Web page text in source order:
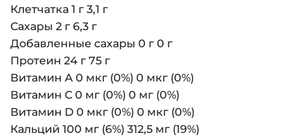
Клетчатка 1 г 3,1 г
Сахары 2 г 6,3 г
Добавленные сахары 0 г 0 г
Протеин 24 г 75 г
Витамин А 0 мкг (0%) 0 мкг (0%)
Витамин С 0 мг (0%) 0 мг (0%)
Витамин D 0 мкг (0%) 0 мкг (0%)
Кальций 100 мг (6%) 312,5 мг (19%)